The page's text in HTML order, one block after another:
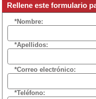
Rellene este formulario
*Nombre:
*Apellidos:
*Correo electrónico:
*Teléfono: